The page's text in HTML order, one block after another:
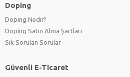
Doping
Doping Nedir?
Doping Satın Alma Şartları
Sık Sorulan Sorular
Güvenli E-Ticaret